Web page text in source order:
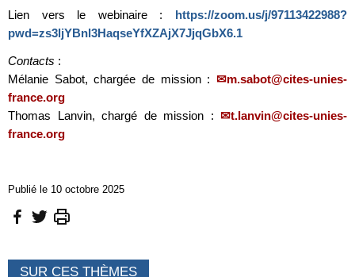
Lien vers le webinaire : https://zoom.us/j/97113422988?
pwd=zs3ljYBnl3HaqseYfXZAjX7JjqGbX6.1
Contacts :
Mélanie Sabot, chargée de mission :
m.sabot@cites-unies-
france.org
Thomas Lanvin, chargé de mission :
t.lanvin@cites-unies-
france.org
Publié le 10 octobre 2025
SUR CES THÈMES